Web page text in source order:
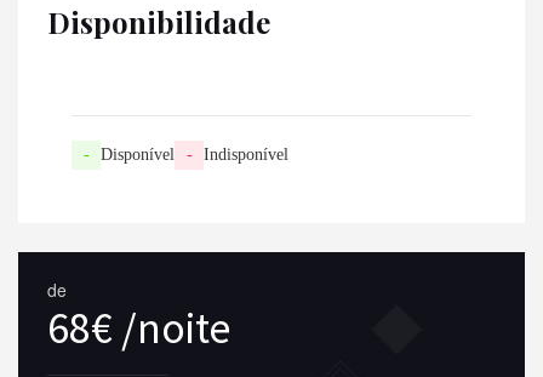
Disponibilidade
- Disponível - Indisponível
de
68€ /noite